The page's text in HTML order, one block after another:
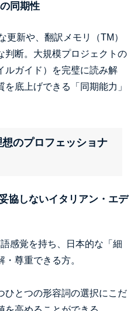
同期性
更新や、翻訳メモリ（TM）
判断。大規模プロジェクトの
ルガイド）を完璧に読み解
底上げできる「同期能力」
のプロフェッショナ
協しないイタリアン・エデ
感覚を持ち、日本的な「細
尊重できる方。
ひとつの形容詞の選択にこだ